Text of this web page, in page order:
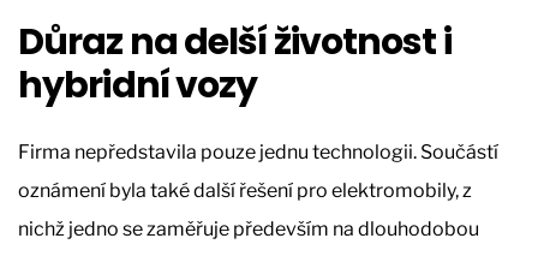
Důraz na delší životnost i
hybridní vozy
Firma nepředstavila pouze jednu technologii. Součástí
oznámení byla také další řešení pro elektromobily, z
nichž jedno se zaměřuje především na dlouhodobou